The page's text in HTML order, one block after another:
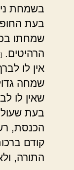
בשמחת
בעת
שמחתו
הרהיטים.
אין לו
שמחה
שאין לו
בעת
הכנסת,
קודם
התורה,